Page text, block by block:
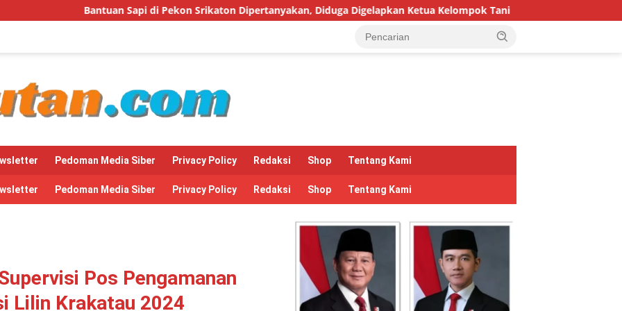
di Pekon Srikaton Dipertanyakan, Diduga Digelapkan Ketua Kelompok Tani Hari Hutan Indonesia 2026: Pulihkan
Pedoman Media Siber Privacy Policy Redaksi Shop Tentang Kami
Pedoman Media Siber Privacy Policy Redaksi Shop Tentang Kami
Pos Pengamanan
Lilin Krakatau 2024